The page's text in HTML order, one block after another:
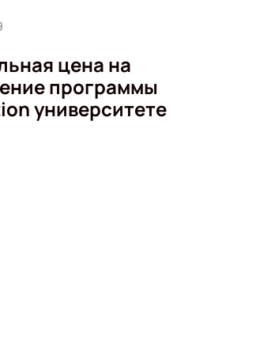
цена на
программы
университете